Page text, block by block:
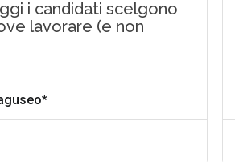
i candidati scelgono
lavorare (e non